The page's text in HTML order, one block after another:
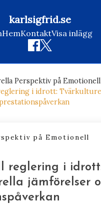
karlsigfrid.se
HemKontaktVisa inlägg
Perspektiv på
i idrott:
på Emotionell
reglering i
jämförelser